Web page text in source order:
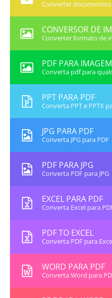
Converter
CONVERSOR DE
Converter formato de
PDF PARA IMAGEM
Converta pdf para
PPT PARA PDF
Converta PPT e PPTX
JPG PARA PDF
Converta JPG para PDF
PDF PARA JPG
Converta PDF para JPG
EXCEL PARA PDF
Converta Excel para
PDF TO EXCEL
Converta PDF para
WORD PARA PDF
Converta Word para